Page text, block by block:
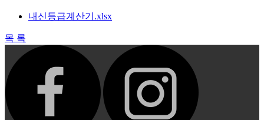
내신등급계산기.xlsx
목 록